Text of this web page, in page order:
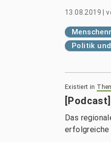
13.08.2019 |
Politik
Existiert in
Das
erfolgreiche